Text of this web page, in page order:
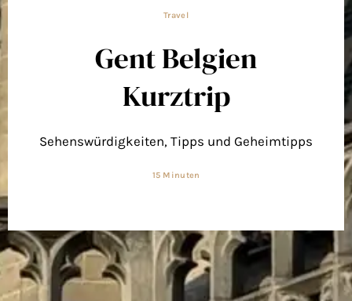
Travel
Gent Belgien
Kurztrip
Sehenswürdigkeiten, Tipps und Geheimtipps
15 Minuten